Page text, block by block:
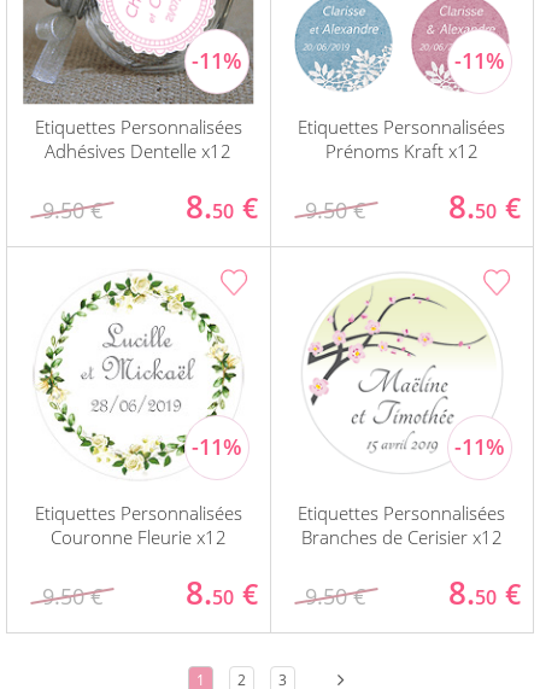
Etiquettes Personnalisées
Adhésives Dentelle x12
9.50 € 8.50 €
Etiquettes Personnalisées
Prénoms Kraft x12
9.50 € 8.50 €
Etiquettes Personnalisées
Couronne Fleurie x12
9.50 € 8.50 €
Etiquettes Personnalisées
Branches de Cerisier x12
9.50 € 8.50 €
1 2 3